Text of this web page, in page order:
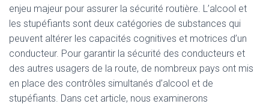
enjeu majeur pour assurer la sécurité routière. L’alcool et
les stupéfiants sont deux catégories de substances qui
peuvent altérer les capacités cognitives et motrices d’un
conducteur. Pour garantir la sécurité des conducteurs et
des autres usagers de la route, de nombreux pays ont mis
en place des contrôles simultanés d’alcool et de
stupéfiants. Dans cet article, nous examinerons